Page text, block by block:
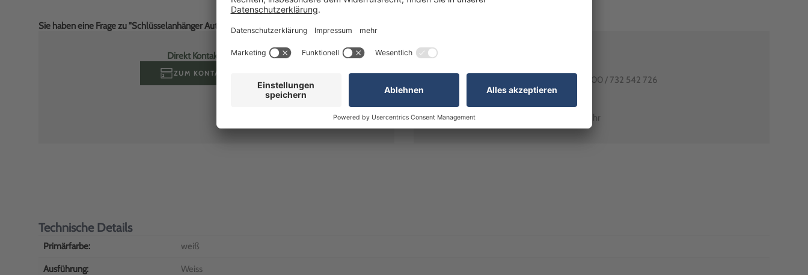
Sie haben eine Frage zu "Schlüsselanhänger Autotag 2: mit Raster-Schnellverschluss, 100 Stück"? Wir haben die Antwort!
Direkt Kontakt aufnehmen
ZUM KONTAKTFORMULAR
Alternativ erreichen Sie uns
Kostenfrei innerhalb Deutschlands: 0800 / 732 542 726
anfrageB2C@realgarant-shop.de
Unsere Geschäftszeiten
Montag bis Freitag: 8:00 Uhr – 18:00 Uhr
Technische Details
Primärfarbe: weiß
Ausführung: Weiss